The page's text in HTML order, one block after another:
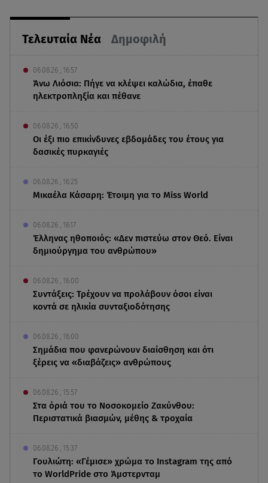
Τελευταία Νέα Δημοφιλή
06.08.26 , 16:57
Άνω Λιόσια: Πήγε να κλέψει καλώδια, έπαθε
ηλεκτροπληξία και πέθανε
06.08.26 , 16:50
Οι έξι πιο επικίνδυνες εβδομάδες του έτους για
δασικές πυρκαγιές
06.08.26 , 16:25
Μικαέλα Κάσαρη: Έτοιμη για το Miss World
06.08.26 , 16:17
Έλληνας ηθοποιός: «Δεν πιστεύω στον Θεό. Είναι
δημιούργημα του ανθρώπου»
06.08.26 , 16:00
Συντάξεις: Τρέχουν να προλάβουν όσοι είναι
κοντά σε ηλικία συνταξιοδότησης
06.08.26 , 16:00
Σημάδια που φανερώνουν διαίσθηση και ότι
ξέρεις να «διαβάζεις» ανθρώπους
06.08.26 , 15:57
Στα όριά του το Νοσοκομείο Ζακύνθου:
Περιστατικά βιασμών, μέθης & τροχαία
06.08.26 , 15:37
Γουλιώτη: «Γέμισε» χρώμα το Instagram της από
το WorldPride στο Άμστερνταμ